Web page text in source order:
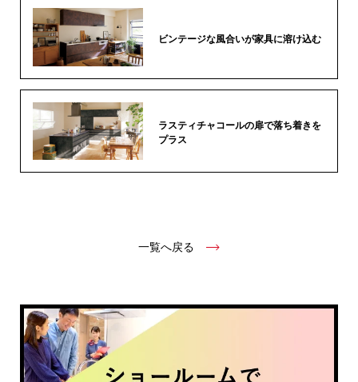
ビンテージな風合いが家具に溶け込む
ラスティチャコールの扉で落ち着きを
プラス
一覧へ戻る